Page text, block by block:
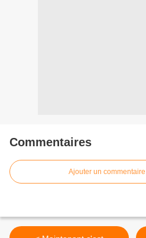
Commentaires
Ajouter un commentaire